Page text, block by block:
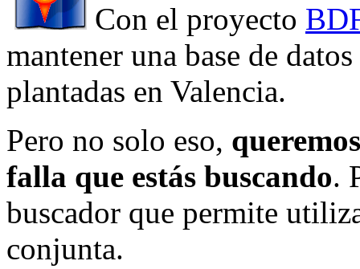
Con el proyecto
mantener una base de
plantadas en Valencia.
Pero no solo eso,
falla que estás buscando.
buscador que permite
conjunta.